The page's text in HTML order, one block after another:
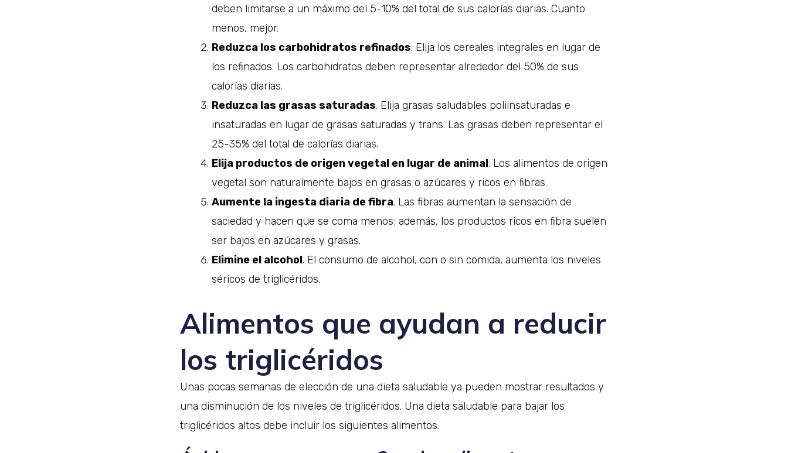
deben limitarse a un máximo del 5-10% del total de sus calorías diarias. Cuanto
menos, mejor.
Reduzca los carbohidratos refinados. Elija los cereales integrales en lugar de
los refinados. Los carbohidratos deben representar alrededor del 50% de sus
calorías diarias.
Reduzca las grasas saturadas. Elija grasas saludables poliinsaturadas e
insaturadas en lugar de grasas saturadas y trans. Las grasas deben representar el
25-35% del total de calorías diarias.
Elija productos de origen vegetal en lugar de animal. Los alimentos de origen
vegetal son naturalmente bajos en grasas o azúcares y ricos en fibras.
Aumente la ingesta diaria de fibra. Las fibras aumentan la sensación de
saciedad y hacen que se coma menos; además, los productos ricos en fibra suelen
ser bajos en azúcares y grasas.
Elimine el alcohol. El consumo de alcohol, con o sin comida, aumenta los niveles
séricos de triglicéridos.
Alimentos que ayudan a reducir
los triglicéridos
Unas pocas semanas de elección de una dieta saludable ya pueden mostrar resultados y
una disminución de los niveles de triglicéridos. Una dieta saludable para bajar los
triglicéridos altos debe incluir los siguientes alimentos.